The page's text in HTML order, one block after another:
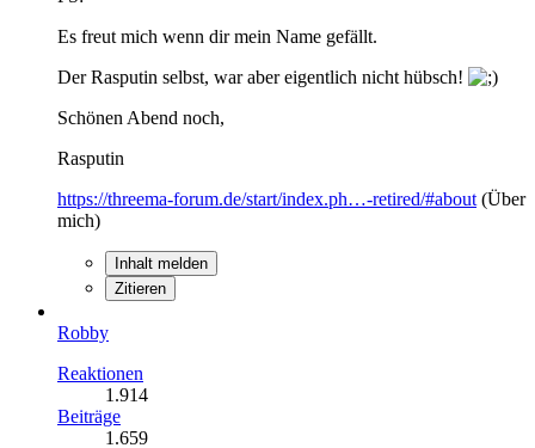
Es freut mich wenn dir mein Name gefällt.
Der Rasputin selbst, war aber eigentlich nicht hübsch!
Schönen Abend noch,
Rasputin
https://threema-forum.de/start/index.ph…-retired/#about (Über
mich)
Inhalt melden
Zitieren
Robby
Reaktionen
1.914
Beiträge
1.659